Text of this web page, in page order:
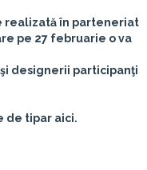
realizată în parteneriat
pe 27 februarie o va
designerii participanţi
de tipar aici.